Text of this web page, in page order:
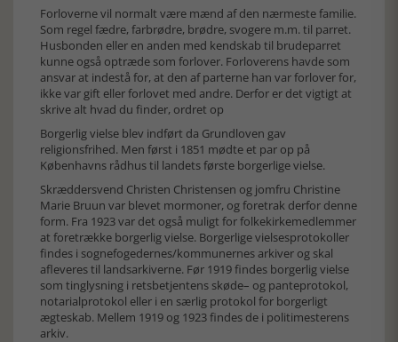
Forloverne vil normalt være mænd af den nærmeste familie.
Som regel fædre, farbrødre, brødre, svogere m.m. til parret.
Husbonden eller en anden med kendskab til brudeparret
kunne også optræde som forlover. Forloverens havde som
ansvar at indestå for, at den af parterne han var forlover for,
ikke var gift eller forlovet med andre. Derfor er det vigtigt at
skrive alt hvad du finder, ordret op
Borgerlig vielse blev indført da Grundloven gav
religionsfrihed. Men først i 1851 mødte et par op på
Københavns rådhus til landets første borgerlige vielse.
Skræddersvend Christen Christensen og jomfru Christine
Marie Bruun var blevet mormoner, og foretrak derfor denne
form. Fra 1923 var det også muligt for folkekirkemedlemmer
at foretrække borgerlig vielse. Borgerlige vielsesprotokoller
findes i sognefogedernes/kommunernes arkiver og skal
afleveres til landsarkiverne. Før 1919 findes borgerlig vielse
som tinglysning i retsbetjentens skøde– og panteprotokol,
notarialprotokol eller i en særlig protokol for borgerligt
ægteskab. Mellem 1919 og 1923 findes de i politimesterens
arkiv.